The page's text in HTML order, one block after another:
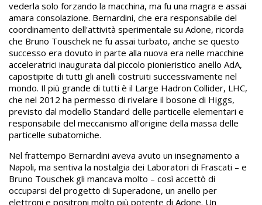
vederla solo forzando la macchina, ma fu una magra e assai
amara consolazione. Bernardini, che era responsabile del
coordinamento dell'attività sperimentale su Adone, ricorda
che Bruno Touschek ne fu assai turbato, anche se questo
successo era dovuto in parte alla nuova era nelle macchine
acceleratrici inaugurata dal piccolo pionieristico anello AdA,
capostipite di tutti gli anelli costruiti successivamente nel
mondo. Il più grande di tutti è il Large Hadron Collider, LHC,
che nel 2012 ha permesso di rivelare il bosone di Higgs,
previsto dal modello Standard delle particelle elementari e
responsabile del meccanismo all'origine della massa delle
particelle subatomiche.
Nel frattempo Bernardini aveva avuto un insegnamento a
Napoli, ma sentiva la nostalgia dei Laboratori di Frascati – e
Bruno Touschek gli mancava molto – così accettò di
occuparsi del progetto di Superadone, un anello per
elettroni e positroni molto più potente di Adone. Un